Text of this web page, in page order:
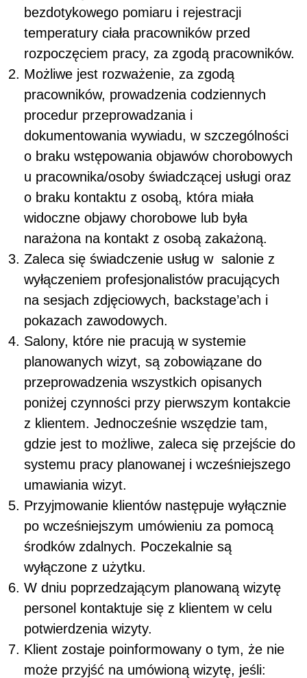
bezdotykowego pomiaru i rejestracji
temperatury ciała pracowników przed
rozpoczęciem pracy, za zgodą pracowników.
Możliwe jest rozważenie, za zgodą
pracowników, prowadzenia codziennych
procedur przeprowadzania i
dokumentowania wywiadu, w szczególności
o braku wstępowania objawów chorobowych
u pracownika/osoby świadczącej usługi oraz
o braku kontaktu z osobą, która miała
widoczne objawy chorobowe lub była
narażona na kontakt z osobą zakażoną.
Zaleca się świadczenie usług w salonie z
wyłączeniem profesjonalistów pracujących
na sesjach zdjęciowych, backstage’ach i
pokazach zawodowych.
Salony, które nie pracują w systemie
planowanych wizyt, są zobowiązane do
przeprowadzenia wszystkich opisanych
poniżej czynności przy pierwszym kontakcie
z klientem. Jednocześnie wszędzie tam,
gdzie jest to możliwe, zaleca się przejście do
systemu pracy planowanej i wcześniejszego
umawiania wizyt.
Przyjmowanie klientów następuje wyłącznie
po wcześniejszym umówieniu za pomocą
środków zdalnych. Poczekalnie są
wyłączone z użytku.
W dniu poprzedzającym planowaną wizytę
personel kontaktuje się z klientem w celu
potwierdzenia wizyty.
Klient zostaje poinformowany o tym, że nie
może przyjść na umówioną wizytę, jeśli: